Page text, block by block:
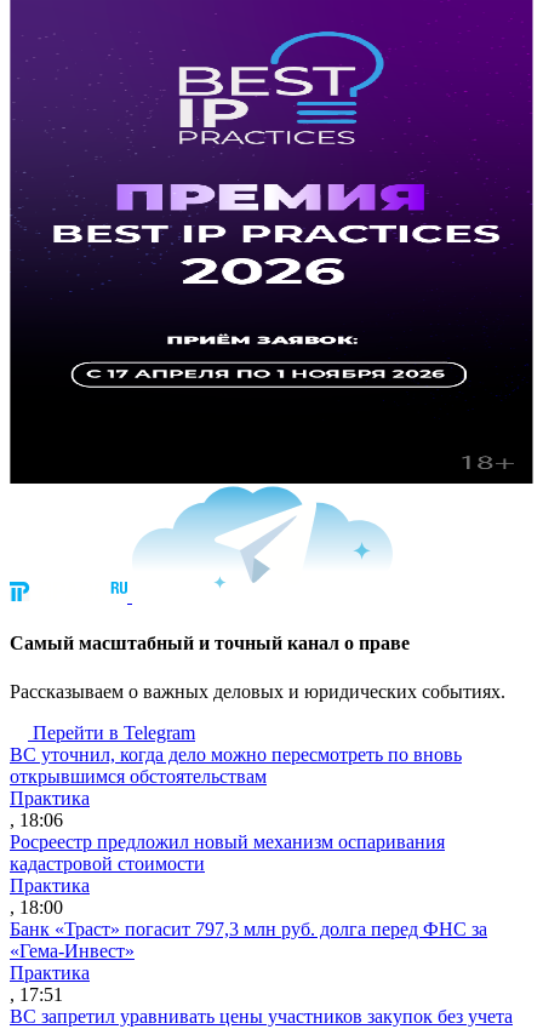
Cамый масштабный и точный канал о праве
Рассказываем о важных деловых и юридических событиях.
Перейти в Telegram
ВС уточнил, когда дело можно пересмотреть по вновь
открывшимся обстоятельствам
Практика
, 18:06
Росреестр предложил новый механизм оспаривания
кадастровой стоимости
Практика
, 18:00
Банк «Траст» погасит 797,3 млн руб. долга перед ФНС за
«Гема-Инвест»
Практика
, 17:51
ВС запретил уравнивать цены участников закупок без учета